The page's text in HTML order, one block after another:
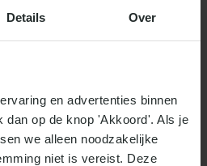
Details Over
en advertenties binnen
dan op de knop 'Akkoord'. Als je
we alleen noodzakelijke
niet is vereist. Deze